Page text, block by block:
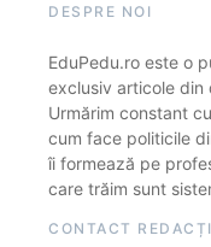
DESPRE NOI
EduPedu.ro este o
exclusiv articole din
Urmărim constant
cum face politicile
îi formează pe
care trăim sunt
CONTACT